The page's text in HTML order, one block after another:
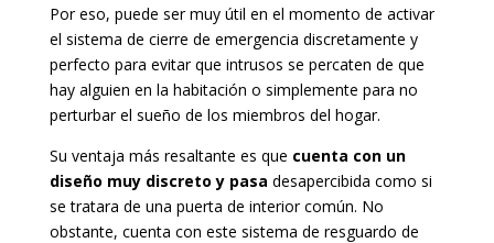
Por eso, puede ser muy útil en el momento de activar
el sistema de cierre de emergencia discretamente y
perfecto para evitar que intrusos se percaten de que
hay alguien en la habitación o simplemente para no
perturbar el sueño de los miembros del hogar.
Su ventaja más resaltante es que cuenta con un
diseño muy discreto y pasa desapercibida como si
se tratara de una puerta de interior común. No
obstante, cuenta con este sistema de resguardo de